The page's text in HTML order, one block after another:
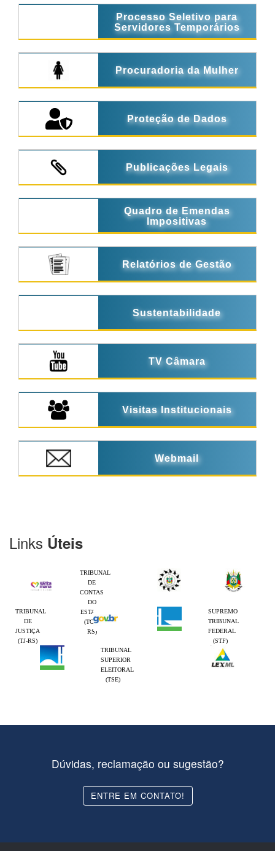
Processo Seletivo para
Servidores Temporários
Procuradoria da Mulher
Proteção de Dados
Publicações Legais
Quadro de Emendas
Impositivas
Relatórios de Gestão
Sustentabilidade
TV Câmara
Visitas Institucionais
Webmail
Links Úteis
TRIBUNAL
DE
CONTAS
DO
ESTADO
(TCE-
RS)
TRIBUNAL
DE
JUSTIÇA
(TJ-RS)
SUPREMO
TRIBUNAL
FEDERAL
(STF)
TRIBUNAL
SUPERIOR
ELEITORAL
(TSE)
Dúvidas, reclamação ou sugestão?
ENTRE EM CONTATO!